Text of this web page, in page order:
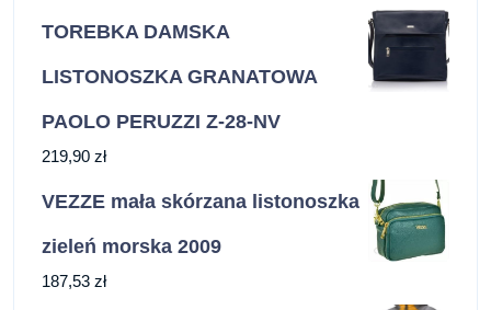
TOREBKA DAMSKA
LISTONOSZKA GRANATOWA
PAOLO PERUZZI Z-28-NV
219,90 zł
VEZZE mała skórzana listonoszka
zieleń morska 2009
187,53 zł